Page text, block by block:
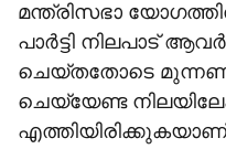
മന്ത്രിസഭാ
പാര്‍ട്ടി നിലപാട്
ചെയ്തതോടെ
ചെയ്യേണ്ട
എത്തിയിരിക്കുകയാണ്.